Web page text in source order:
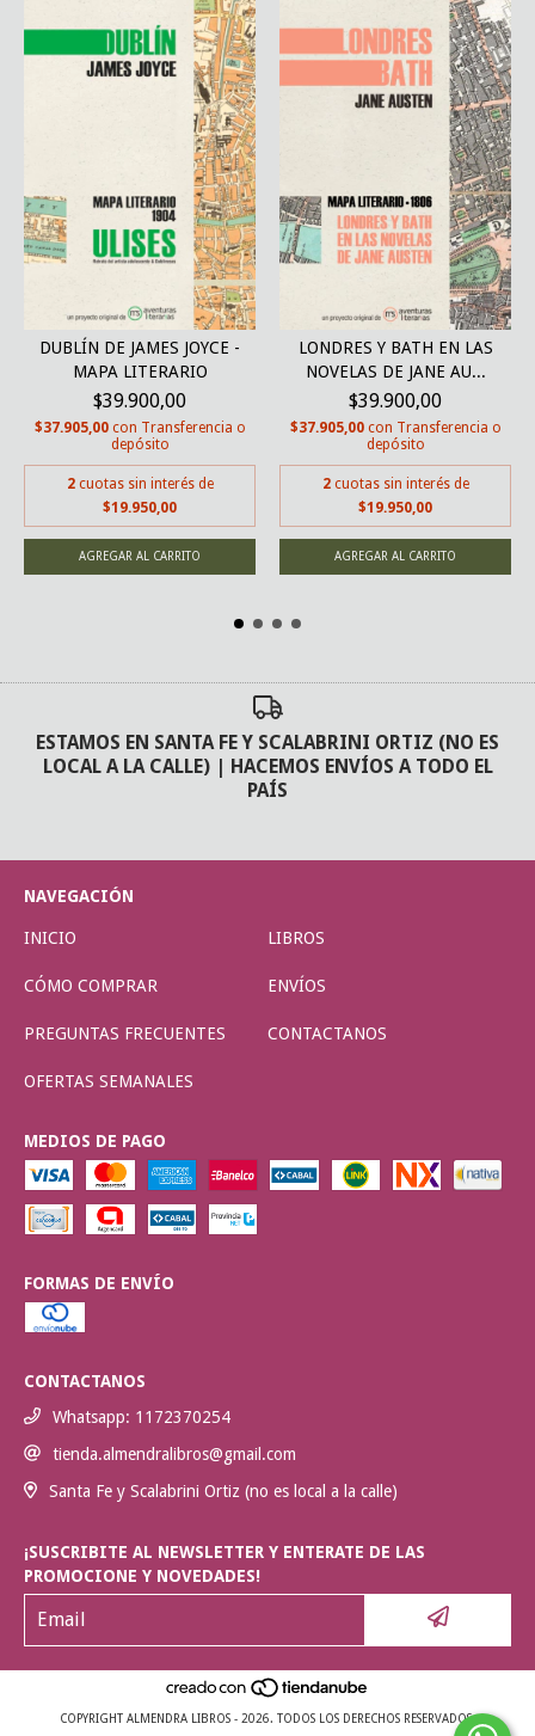
DUBLÍN DE JAMES JOYCE -
MAPA LITERARIO
$39.900,00
$37.905,00 con Transferencia o
depósito
2 cuotas sin interés de
$19.950,00
LONDRES Y BATH EN LAS
NOVELAS DE JANE AU...
$39.900,00
$37.905,00 con Transferencia o
depósito
2 cuotas sin interés de
$19.950,00
ESTAMOS EN SANTA FE Y SCALABRINI ORTIZ (NO ES
LOCAL A LA CALLE) | HACEMOS ENVÍOS A TODO EL
PAÍS
NAVEGACIÓN
INICIO LIBROS
CÓMO COMPRAR ENVÍOS
PREGUNTAS FRECUENTES CONTACTANOS
OFERTAS SEMANALES
MEDIOS DE PAGO
FORMAS DE ENVÍO
CONTACTANOS
Whatsapp: 1172370254
tienda.almendralibros@gmail.com
Santa Fe y Scalabrini Ortiz (no es local a la calle)
¡SUSCRIBITE AL NEWSLETTER Y ENTERATE DE LAS
PROMOCIONE Y NOVEDADES!
COPYRIGHT ALMENDRA LIBROS - 2026. TODOS LOS DERECHOS RESERVADOS.